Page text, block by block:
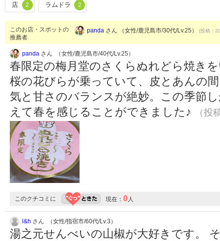
店 2 ラムドラ 2
このお店・スポットの
推薦者
panda さん （女性/鹿児島市/30代/Lv.25） (投稿：
panda さん （女性/鹿児島市/40代/Lv.25）
春限定の梅月堂のさくらぬれどら焼き
桜の花びらが乗っていて、皮とあんの
気と甘さのバランスが絶妙。この季節
えて春を感じることができました♪
（
このクチコミに 現在： 0人
l&h さん （女性/指宿市/60代/Lv.3）
湯之元せんべいの山椒が大好きです。